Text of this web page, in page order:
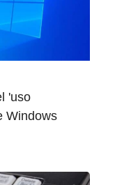
'uso
Windows